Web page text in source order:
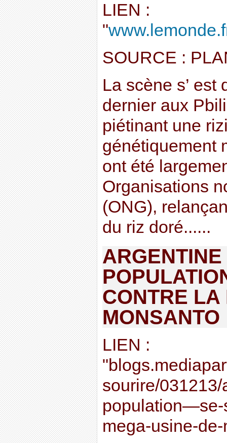
LIEN :
"
SOURCE :
La scène s’ est
dernier aux
piétinant une
génétiquement
ont été
Organisations
(ONG),
du riz doré......
CONTRE LA
MONSANTO
LIEN :
sourire/
population—se-
mega-usine-